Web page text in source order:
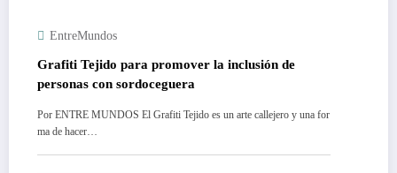
EntreMundos
Grafiti Tejido para promover la inclusión de
personas con sordoceguera
Por ENTRE MUNDOS El Grafiti Tejido es un arte callejero y una for
ma de hacer…